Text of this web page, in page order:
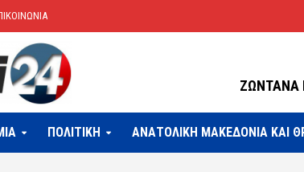
ΖΩΝΤΑΝΑ
ΠΟΛΙΤΙΚΗ ΑΝΑΤΟΛΙΚΗ ΜΑΚΕΔΟΝΙΑ ΚΑΙ